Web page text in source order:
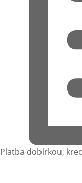
Platba dobírkou,